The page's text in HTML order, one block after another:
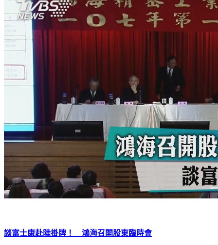
談富士康赴陸掛牌！ 鴻海召開股東臨時會